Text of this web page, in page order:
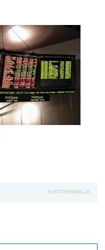
AUTOPROMOCJA